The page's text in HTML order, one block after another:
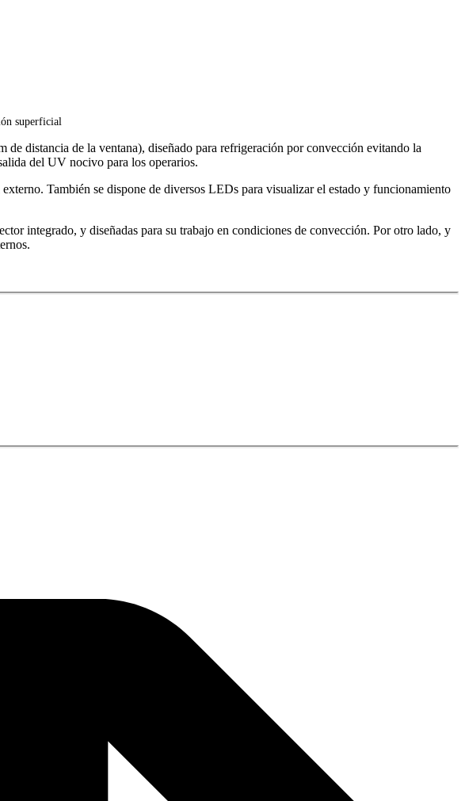
superficial
distancia de la ventana), diseñado para refrigeración por convección evitando la
del UV nocivo para los operarios.
También se dispone de diversos LEDs para visualizar el estado y funcionamiento
integrado, y diseñadas para su trabajo en condiciones de convección. Por otro lado, y